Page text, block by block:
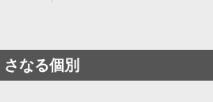
さなる個別